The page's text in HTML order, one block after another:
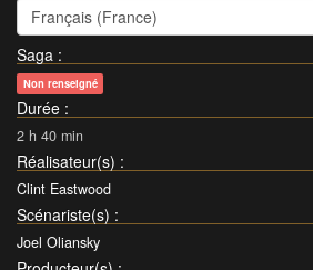
Français (France)
Saga :
Non renseigné
Durée :
2 h 40 min
Réalisateur(s) :
Clint Eastwood
Scénariste(s) :
Joel Oliansky